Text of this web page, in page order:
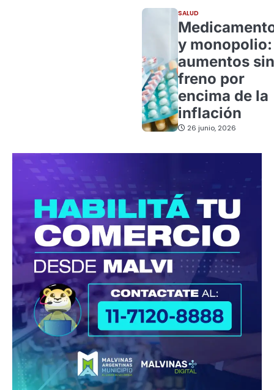
SALUD
y monopolio:
aumentos sin
freno por
encima de la
inflación
26 junio, 2026